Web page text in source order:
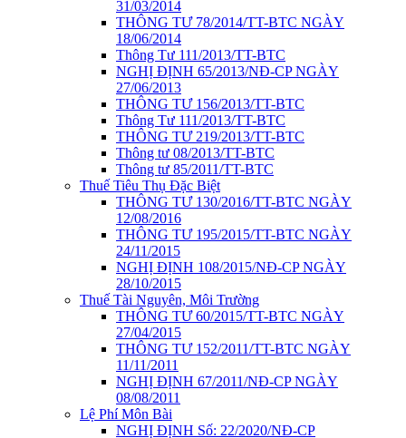
31/03/2014
THÔNG TƯ 78/2014/TT-BTC NGÀY
18/06/2014
Thông Tư 111/2013/TT-BTC
NGHỊ ĐỊNH 65/2013/NĐ-CP NGÀY
27/06/2013
THÔNG TƯ 156/2013/TT-BTC
Thông Tư 111/2013/TT-BTC
THÔNG TƯ 219/2013/TT-BTC
Thông tư 08/2013/TT-BTC
Thông tư 85/2011/TT-BTC
Thuế Tiêu Thụ Đặc Biệt
THÔNG TƯ 130/2016/TT-BTC NGÀY
12/08/2016
THÔNG TƯ 195/2015/TT-BTC NGÀY
24/11/2015
NGHỊ ĐỊNH 108/2015/NĐ-CP NGÀY
28/10/2015
Thuế Tài Nguyên, Môi Trường
THÔNG TƯ 60/2015/TT-BTC NGÀY
27/04/2015
THÔNG TƯ 152/2011/TT-BTC NGÀY
11/11/2011
NGHỊ ĐỊNH 67/2011/NĐ-CP NGÀY
08/08/2011
Lệ Phí Môn Bài
NGHỊ ĐỊNH Số: 22/2020/NĐ-CP